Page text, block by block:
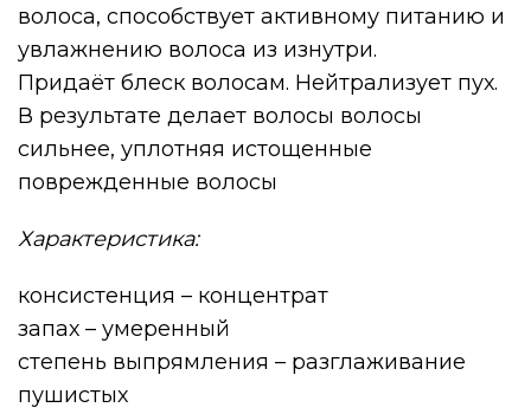
волоса, способствует активному питанию и
увлажнению волоса из изнутри.
Придаёт блеск волосам. Нейтрализует пух.
В результате делает волосы волосы
сильнее, уплотняя истощенные
поврежденные волосы
Характеристика:
консистенция – концентрат
запах – умеренный
степень выпрямления – разглаживание
пушистых